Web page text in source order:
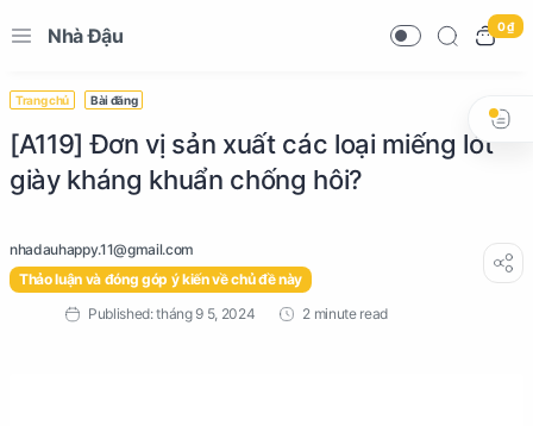
Nhà Đậu 0 ₫
Trang chủ Bài đăng
[A119] Đơn vị sản xuất các loại miếng lót
giày kháng khuẩn chống hôi?
Thảo luận và đóng góp ý kiến về chủ đề này
2 minute read